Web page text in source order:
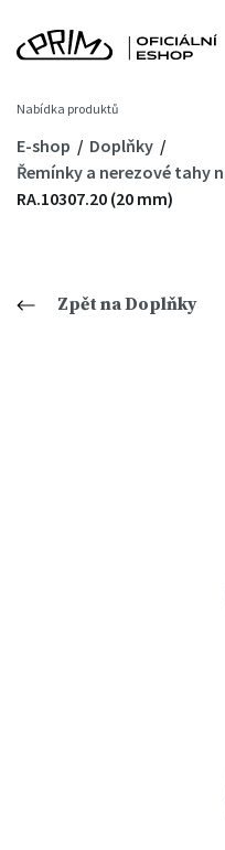
Nabídka produktů
E-shop
Doplňky
Řemínky a nerezové tahy
RA.10307.20 (20 mm)
Zpět na Doplňky